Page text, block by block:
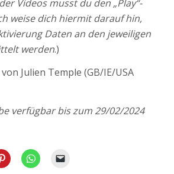
Videos musst du den „Play“-
weise dich hiermit darauf hin,
Daten an den jeweiligen
werden.)
Julien Temple (GB/IE/USA
verfügbar bis zum 29/02/2024